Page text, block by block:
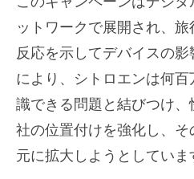
ットワークで展開され、
反応を示してデバイスの
により、シトロエンは何
識できる問題と結びつけ
社の位置付けを強化し、
元に拡大しようとしていま